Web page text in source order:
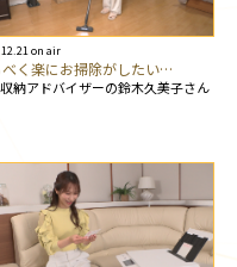
on air
べく楽にお掃除がしたい…
納アドバイザーの鈴木久美子さん